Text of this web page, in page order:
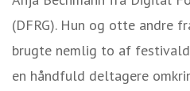
(DFRG). Hun og otte andre
brugte nemlig to af
en håndfuld deltagere